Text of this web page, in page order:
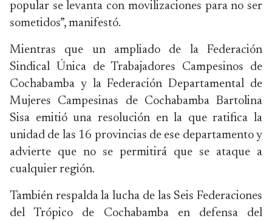
popular se levanta con movilizaciones para no ser
sometidos”, manifestó.
Mientras que un ampliado de la Federación
Sindical Única de Trabajadores Campesinos de
Cochabamba y la Federación Departamental de
Mujeres Campesinas de Cochabamba Bartolina
Sisa emitió una resolución en la que ratifica la
unidad de las 16 provincias de ese departamento y
advierte que no se permitirá que se ataque a
cualquier región.
También respalda la lucha de las Seis Federaciones
del Trópico de Cochabamba en defensa del